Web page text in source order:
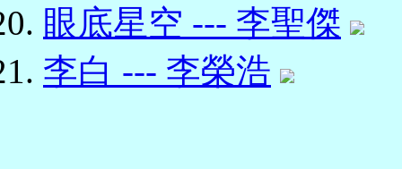
眼底星空 --- 李聖傑
李白 --- 李榮浩